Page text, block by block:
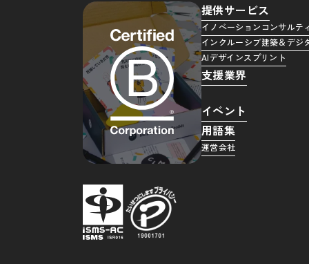
提供サービス
イノベーションコンサルテ
インクルーシブ建築＆デジ
AIデザインスプリント
支援業界
イベント
用語集
運営会社